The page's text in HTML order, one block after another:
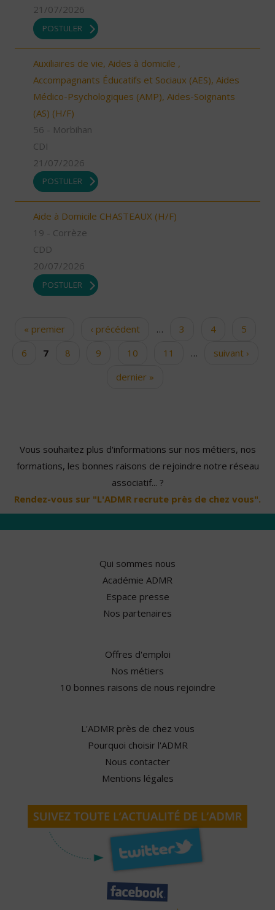
21/07/2026
POSTULER
Auxiliaires de vie, Aides à domicile ,
Accompagnants Éducatifs et Sociaux (AES), Aides
Médico-Psychologiques (AMP), Aides-Soignants
(AS) (H/F)
56 - Morbihan
CDI
21/07/2026
POSTULER
Aide à Domicile CHASTEAUX (H/F)
19 - Corrèze
CDD
20/07/2026
POSTULER
Pages« premier ‹ précédent … 3 4
5
6
7 8 9 10 11 …
suivant ›
dernier »
Vous souhaitez plus d'informations sur nos métiers, nos
formations, les bonnes raisons de rejoindre notre réseau
associatif... ?
Rendez-vous sur "L'ADMR recrute près de chez vous".
Qui sommes nous
Académie ADMR
Espace presse
Nos partenaires
Offres d'emploi
Nos métiers
10 bonnes raisons de nous rejoindre
L'ADMR près de chez vous
Pourquoi choisir l'ADMR
Nous contacter
Mentions légales